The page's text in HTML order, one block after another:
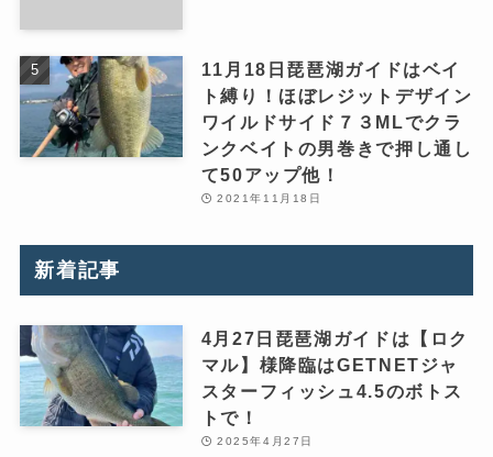
11月18日琵琶湖ガイドはベイ
ト縛り！ほぼレジットデザイン
ワイルドサイド７３MLでクラ
ンクベイトの男巻きで押し通し
て50アップ他！
2021年11月18日
新着記事
4月27日琵琶湖ガイドは【ロク
マル】様降臨はGETNETジャ
スターフィッシュ4.5のボトス
トで！
2025年4月27日